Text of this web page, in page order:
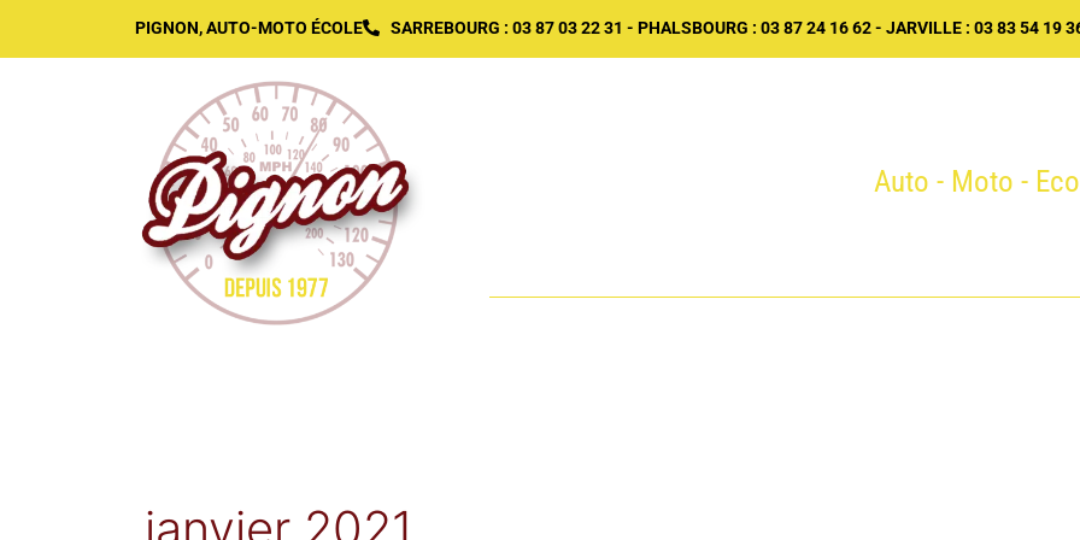
PIGNON, AUTO-MOTO ÉCOLE SARREBOURG : 03 87 03 22 31 - PHALSBOURG : 03 87 24 16 62 - JARVILLE : 03 83 54 19
Auto - Moto -